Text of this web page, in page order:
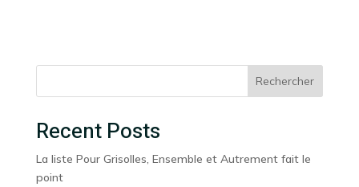
Rechercher
Recent Posts
La liste Pour Grisolles, Ensemble et Autrement fait le
point